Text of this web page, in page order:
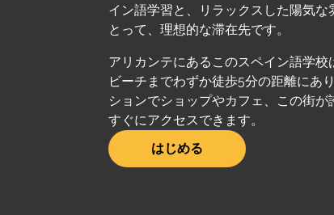
イン語学習と、リラックスした陽気
とって、理想的な滞在先です。
アリカンテにあるこのスペイン語学校
ビーチまでわずか徒歩5分の距離にあ
ションでショップやカフェ、この街
すぐにアクセスできます。
はじめる